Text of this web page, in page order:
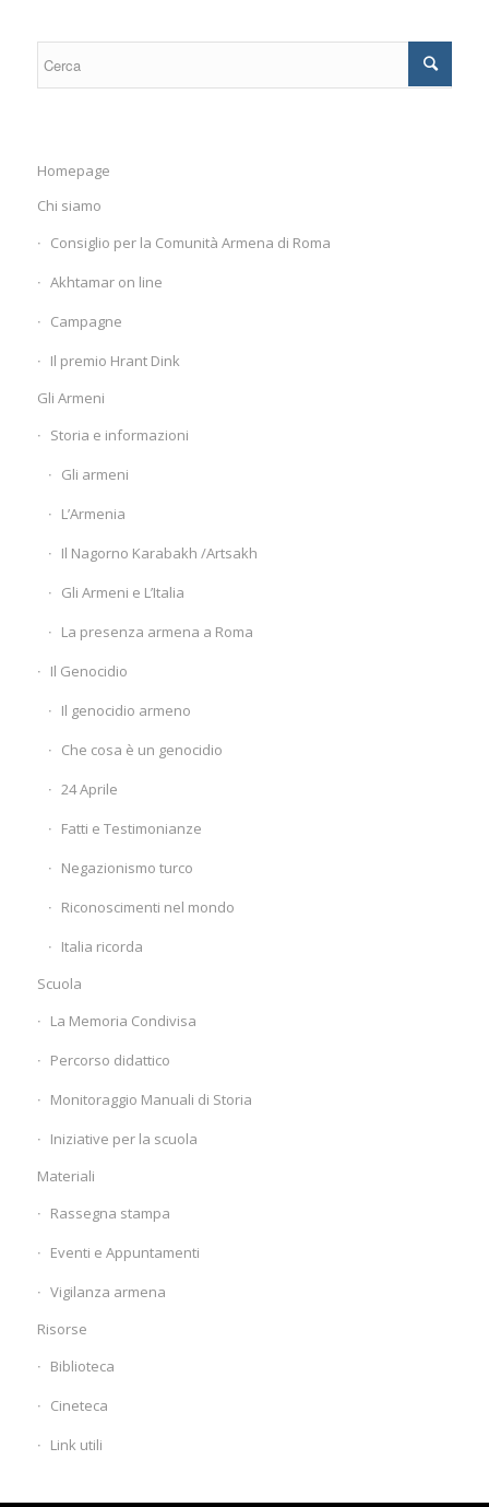
Homepage
Chi siamo
Consiglio per la Comunità Armena di Roma
Akhtamar on line
Campagne
Il premio Hrant Dink
Gli Armeni
Storia e informazioni
Gli armeni
L’Armenia
Il Nagorno Karabakh /Artsakh
Gli Armeni e L’Italia
La presenza armena a Roma
Il Genocidio
Il genocidio armeno
Che cosa è un genocidio
24 Aprile
Fatti e Testimonianze
Negazionismo turco
Riconoscimenti nel mondo
Italia ricorda
Scuola
La Memoria Condivisa
Percorso didattico
Monitoraggio Manuali di Storia
Iniziative per la scuola
Materiali
Rassegna stampa
Eventi e Appuntamenti
Vigilanza armena
Risorse
Biblioteca
Cineteca
Link utili